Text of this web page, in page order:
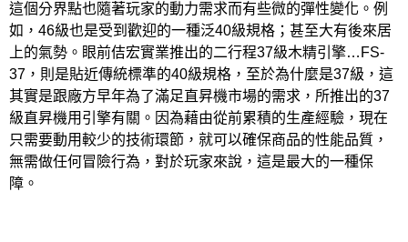
這個分界點也隨著玩家的動力需求而有些微的彈性變化。例
如， 46級也是受到歡迎的一種泛40級規格；甚至大有後來居
上的氣勢。眼前佶宏實業推出的二行程37級木精引擎… FS-
37 ，則是貼近傳統標準的40級規格，至於為什麼是37級，這
其實是跟廠方早年為了滿足直昇機市場的需求，所推出的37
級直昇機用引擎有關。因為藉由從前累積的生產經驗，現在
只需要動用較少的技術環節，就可以確保商品的性能品質，
無需做任何冒險行為，對於玩家來說，這是最大的一種保
障。